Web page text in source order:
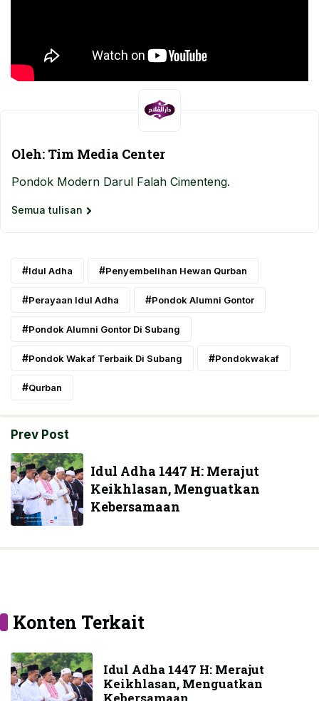
Oleh: Tim Media Center
Pondok Modern Darul Falah Cimenteng.
Semua tulisan
Idul Adha Penyembelihan Hewan Qurban
Perayaan Idul Adha Pondok Alumni Gontor
Pondok Alumni Gontor Di Subang
Pondok Wakaf Terbaik Di Subang Pondokwakaf
Qurban
Prev Post
Idul Adha 1447 H: Merajut
Keikhlasan, Menguatkan
Kebersamaan
Konten Terkait
Idul Adha 1447 H: Merajut
Keikhlasan, Menguatkan